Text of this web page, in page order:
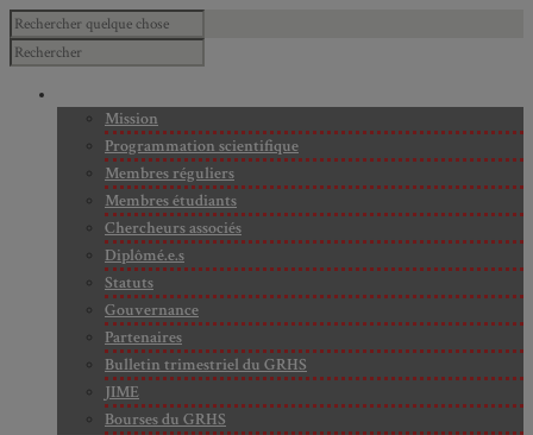
Mission
Programmation scientifique
Membres réguliers
Membres étudiants
Chercheurs associés
Diplômé.e.s
Statuts
Gouvernance
Partenaires
Bulletin trimestriel du GRHS
JIME
Bourses du GRHS